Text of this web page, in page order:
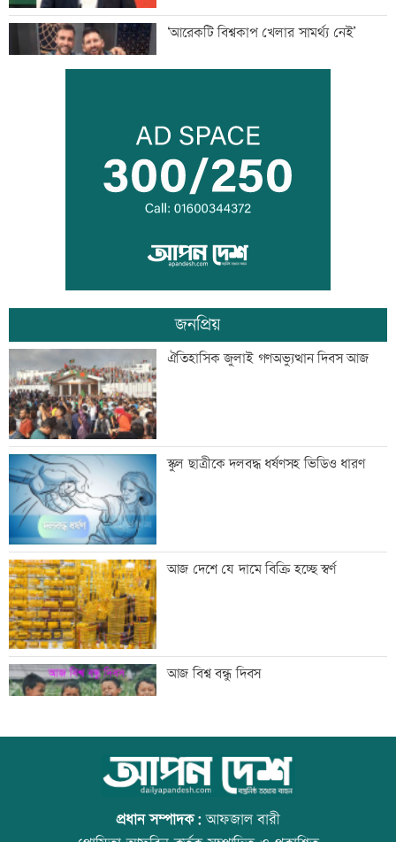
‘আরেকটি বিশ্বকাপ খেলার সামর্থ্য নেই’
আমিরাতে ঈদে মিলাদুন্নবী ও জাতীয় দিবসের
ছুটি ঘোষণা
তনু হত্যায় সাবেক সেনা সদস্য হাফিজুর ফের
গ্রেফতার
‘জীবনের সবচেয়ে খারাপ সিদ্ধান্ত ছিল কপালে
ইনজেকশন’
‘তারেক রহমানকেও আয়নাঘরে বন্দি রেখে
নির্যাতন করা হয়েছিল’
‘জুলাই জাদুঘরে কোনো ধরনের দলীয়
ইতিহাস দেখতে চাই না’
রাজনৈতিক সম্পৃক্ততা যেন পেশাগত জীবনে
বিঘ্ন না ঘটায়: প্রধানমন্ত্রী
ঠাকুরগাঁওয়ে ‘ফিল্মি কায়দায়’ পুলিশের
হেফাজত থেকে পালালেন আসামি
জনপ্রিয়
ঐতিহাসিক জুলাই গণঅভ্যুত্থান দিবস আজ
স্কুল ছাত্রীকে দলবদ্ধ ধর্ষণসহ ভিডিও ধারণ
আজ দেশে যে দামে বিক্রি হচ্ছে স্বর্ণ
আজ বিশ্ব বন্ধু দিবস
উত্থান-পতনের বাজারে আজ স্বর্ণের ভরি কত
প্রধান সম্পাদক:আফজাল বারী